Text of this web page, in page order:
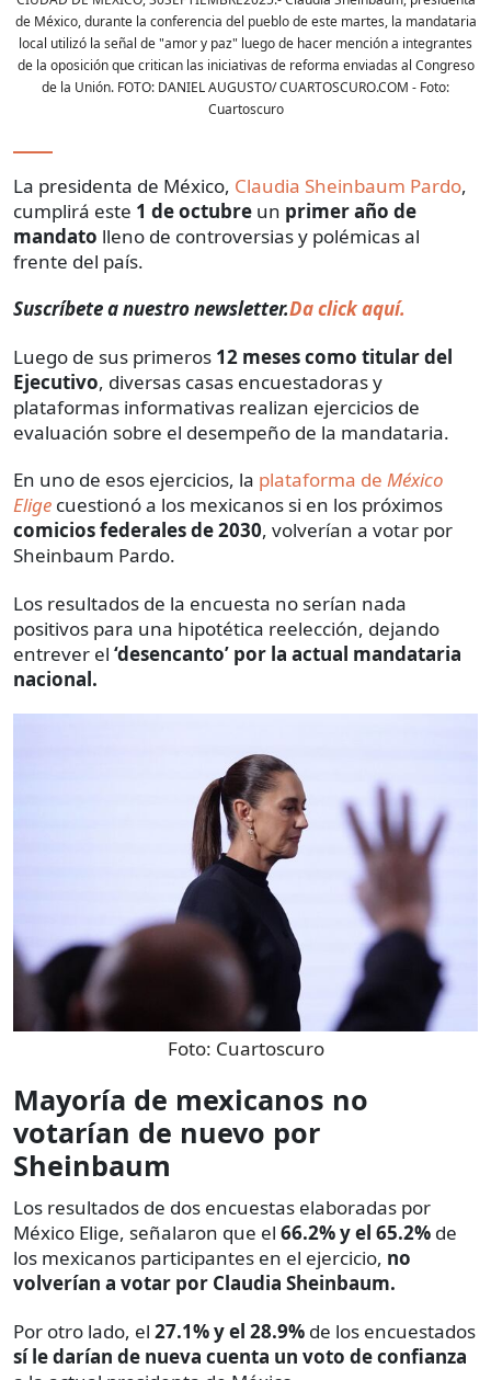
de México, durante la conferencia del pueblo de este martes, la mandataria
local utilizó la señal de "amor y paz" luego de hacer mención a integrantes
de la oposición que critican las iniciativas de reforma enviadas al Congreso
de la Unión. FOTO: DANIEL AUGUSTO/ CUARTOSCURO.COM - Foto:
Cuartoscuro
La presidenta de México, Claudia Sheinbaum Pardo,
cumplirá este 1 de octubre un primer año de
mandato lleno de controversias y polémicas al
frente del país.
Suscríbete a nuestro newsletter.Da click aquí.
Luego de sus primeros 12 meses como titular del
Ejecutivo, diversas casas encuestadoras y
plataformas informativas realizan ejercicios de
evaluación sobre el desempeño de la mandataria.
En uno de esos ejercicios, la plataforma de México
Elige cuestionó a los mexicanos si en los próximos
comicios federales de 2030, volverían a votar por
Sheinbaum Pardo.
Los resultados de la encuesta no serían nada
positivos para una hipotética reelección, dejando
entrever el ‘desencanto’ por la actual mandataria
nacional.
Foto: Cuartoscuro
Mayoría de mexicanos no
votarían de nuevo por
Sheinbaum
Los resultados de dos encuestas elaboradas por
México Elige, señalaron que el 66.2% y el 65.2% de
los mexicanos participantes en el ejercicio, no
volverían a votar por Claudia Sheinbaum.
Por otro lado, el 27.1% y el 28.9% de los encuestados
sí le darían de nueva cuenta un voto de confianza